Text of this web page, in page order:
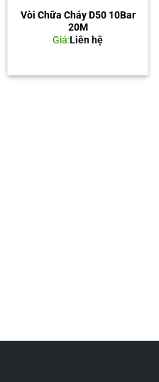
Vòi Chữa Cháy D50 10Bar
20M
Giá:Liên hệ